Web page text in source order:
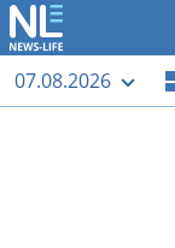
07.08.2026